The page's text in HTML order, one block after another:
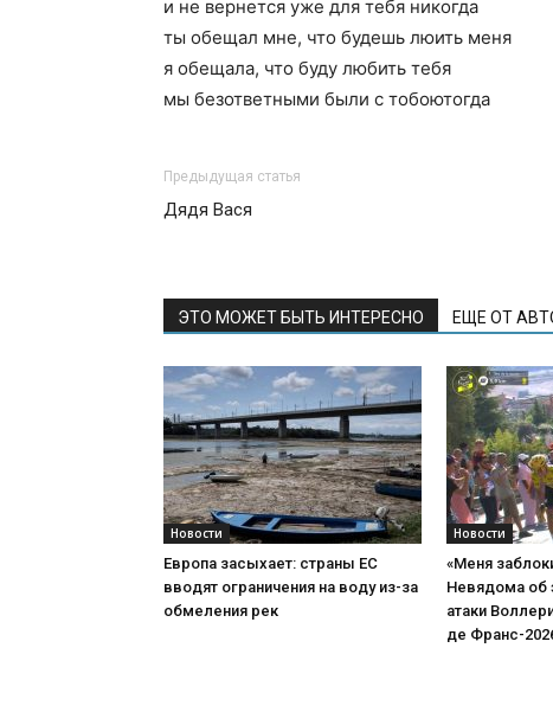
и не вернется уже для тебя никогда
ты обещал мне, что будешь люить меня
я обещала, что буду любить тебя
мы безответными были с тобоютогда
Предыдущая статья
Дядя Вася
ЭТО МОЖЕТ БЫТЬ ИНТЕРЕСНО ЕЩЕ ОТ
Новости
Европа засыхает: страны ЕС
вводят ограничения на воду из-за
обмеления рек
Новости
«Меня
Невядома об
атаки
де Франс-